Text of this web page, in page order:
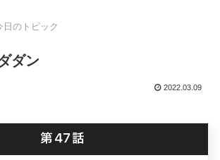
日のトピック
ダン
2022.03.09